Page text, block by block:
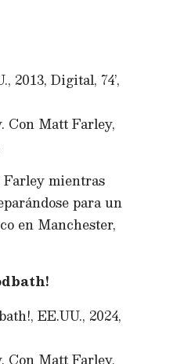
2013, Digital, 74’,
Con Matt Farley,
mientras
para un
en Manchester,
EE.UU., 2024,
Con Matt Farley,